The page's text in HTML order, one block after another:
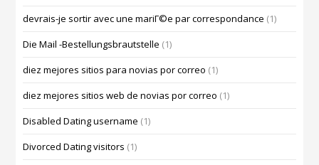
devrais-je sortir avec une mariГ©e par correspondance (1)
Die Mail -Bestellungsbrautstelle (1)
diez mejores sitios para novias por correo (1)
diez mejores sitios web de novias por correo (1)
Disabled Dating username (1)
Divorced Dating visitors (1)